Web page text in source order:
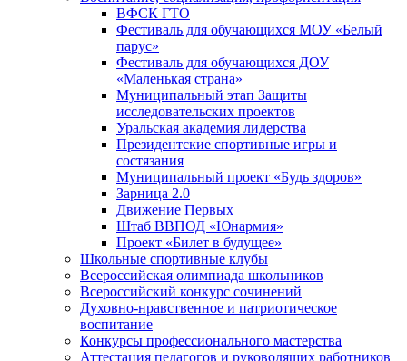
ВФСК ГТО
Фестиваль для обучающихся МОУ «Белый
парус»
Фестиваль для обучающихся ДОУ
«Маленькая страна»
Муниципальный этап Защиты
исследовательских проектов
Уральская академия лидерства
Президентские спортивные игры и
состязания
Муниципальный проект «Будь здоров»
Зарница 2.0
Движение Первых
Штаб ВВПОД «Юнармия»
Проект «Билет в будущее»
Школьные спортивные клубы
Всероссийская олимпиада школьников
Всероссийский конкурс сочинений
Духовно-нравственное и патриотическое
воспитание
Конкурсы профессионального мастерства
Аттестация педагогов и руководящих работников